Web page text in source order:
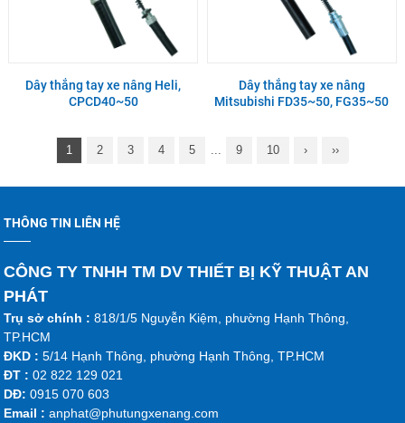
Dây thắng tay xe nâng Heli,
CPCD40~50
Dây thắng tay xe nâng
Mitsubishi FD35~50, FG35~50
1 2 3 4 5 9 10 › ››
THÔNG TIN LIÊN HỆ
CÔNG TY TNHH TM DV THIẾT BỊ KỸ THUẬT AN
PHÁT
Trụ sở chính : 818/1/5 Nguyễn Kiệm, phường Hạnh Thông,
TP.HCM
ĐKD :5/14 Hạnh Thông, phường Hạnh Thông, TP.HCM
ĐT : 02 822 129 021
DĐ:0915 070 603
Email :anphat@phutungxenang.com